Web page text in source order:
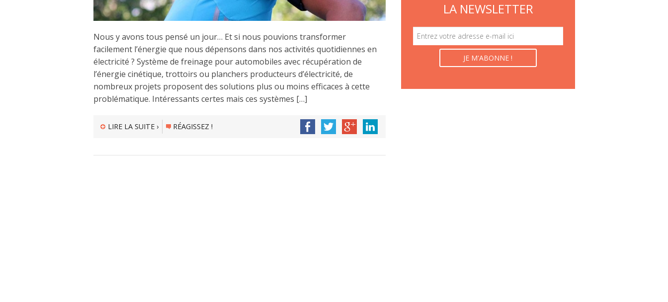
Nous y avons tous pensé un jour… Et si nous pouvions transformer
facilement l’énergie que nous dépensons dans nos activités quotidiennes en
électricité ? Système de freinage pour automobiles avec récupération de
l’énergie cinétique, trottoirs ou planchers producteurs d’électricité, de
nombreux projets proposent des solutions plus ou moins efficaces à cette
problématique. Intéressants certes mais ces systèmes […]
LIRE LA SUITE › RÉAGISSEZ !
LA NEWSLETTER